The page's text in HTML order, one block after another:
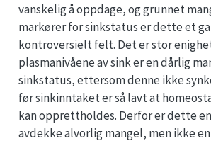
vanskelig å oppdage, og grunnet
markører for sinkstatus er dette et
kontroversielt felt. Det er stor
plasmanivåene av sink er en dårlig
sinkstatus, ettersom denne ikke
før sinkinntaket er så lavt at
kan opprettholdes. Derfor er dette
avdekke alvorlig mangel, men ikke